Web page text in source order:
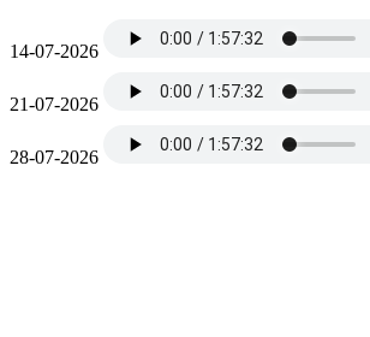
14-07-2026
21-07-2026
28-07-2026